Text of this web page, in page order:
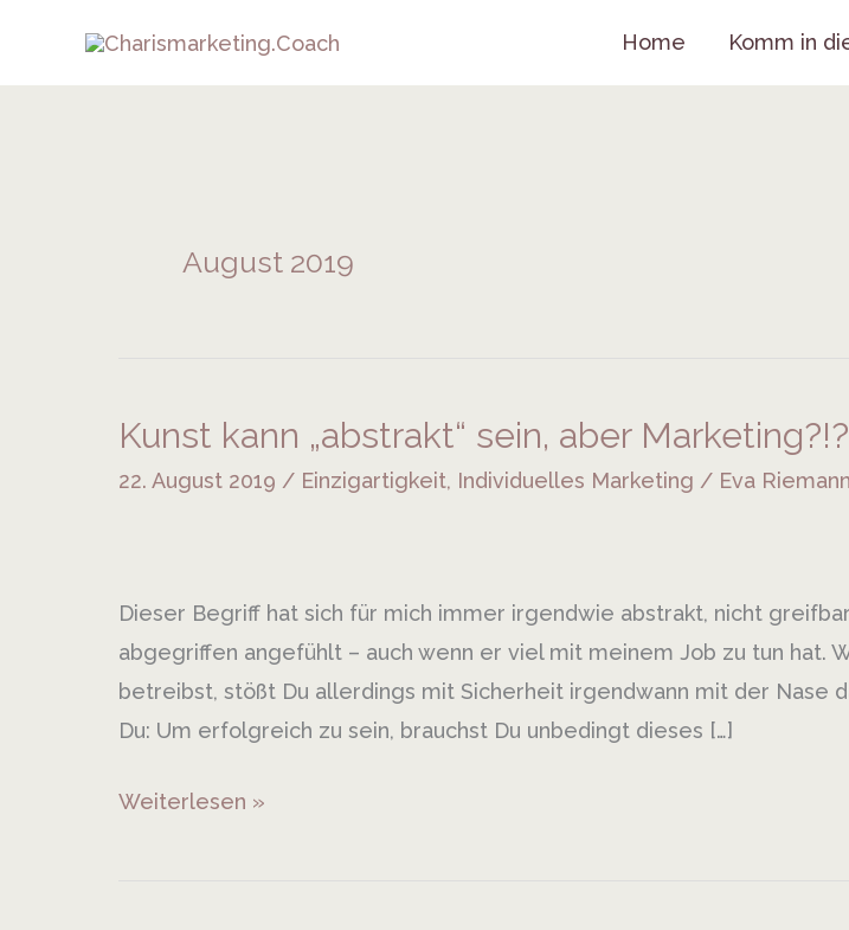
Home Komm in
August 2019
Kunst kann „abstrakt“ sein, aber Marketing?!?
22. August 2019 / Einzigartigkeit, Individuelles Marketing / Eva Riemann
Dieser Begriff hat sich für mich immer irgendwie abstrakt, nicht
abgegriffen angefühlt – auch wenn er viel mit meinem Job zu tun hat.
betreibst, stößt Du allerdings mit Sicherheit irgendwann mit der Nase
Du: Um erfolgreich zu sein, brauchst Du unbedingt dieses […]
Kunst
kann
Marketing?!?
Weiterlesen »